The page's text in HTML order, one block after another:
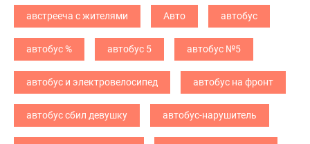
австрееча с жителями Авто автобус
автобус % автобус 5 автобус №5
автобус и электровелосипед автобус на фронт
автобус сбил девушку автобус-нарушитель